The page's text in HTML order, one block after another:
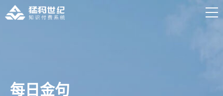
每日金句